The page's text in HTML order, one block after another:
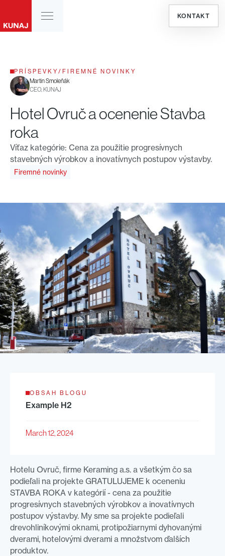
KONTAKT
PRÍSPEVKY / FIREMNÉ NOVINKY
Martin Smoleňák
CEO, KUNAJ
Hotel Ovruč a ocenenie Stavba
roka
Víťaz kategórie: Cena za použitie progresívnych
stavebných výrobkov a inovatívnych postupov výstavby.
Firemné novinky
OBSAH BLOGU
Example H2
March 12, 2024
Hotelu Ovruč, firme Keraming a.s. a všetkým čo sa
podieľali na projekte GRATULUJEME k oceneniu
STAVBA ROKA v kategórií - cena za použitie
progresívnych stavebných výrobkov a inovatívnych
postupov výstavby. My sme sa projekte podieľali
drevohliníkovými oknami, protipožiarnymi dyhovanými
dverami, hotelovými dverami a množstvom ďalších
produktov.